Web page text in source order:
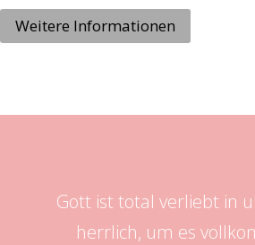
Weitere Informationen
Gott ist total verliebt in
herrlich, um es